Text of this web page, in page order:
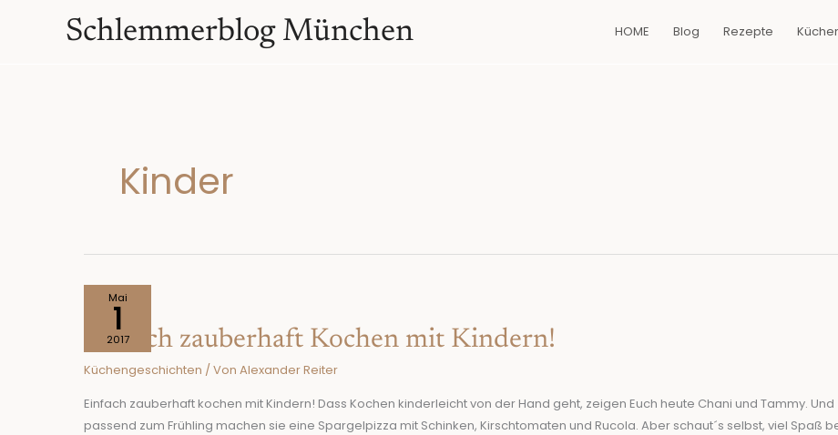
Schlemmerblog München HOME Blog Rezepte
Kinder
Mai
1
2017
Einfach zauberhaft Kochen mit Kindern!
Küchengeschichten / Von Alexander Reiter
Einfach zauberhaft kochen mit Kindern! Dass Kochen kinderleicht von der Hand geht, zeigen Euch heute Chani und Tammy. Und
passend zum Frühling machen sie eine Spargelpizza mit Schinken, Kirschtomaten und Rucola. Aber schaut´s selbst, viel Spaß
Einfach
zauberhaft
Kochen
Kindern!